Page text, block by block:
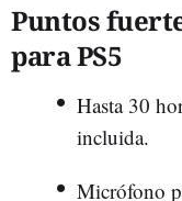
Puntos
para PS5
Hasta 30
incluida.
Micrófono